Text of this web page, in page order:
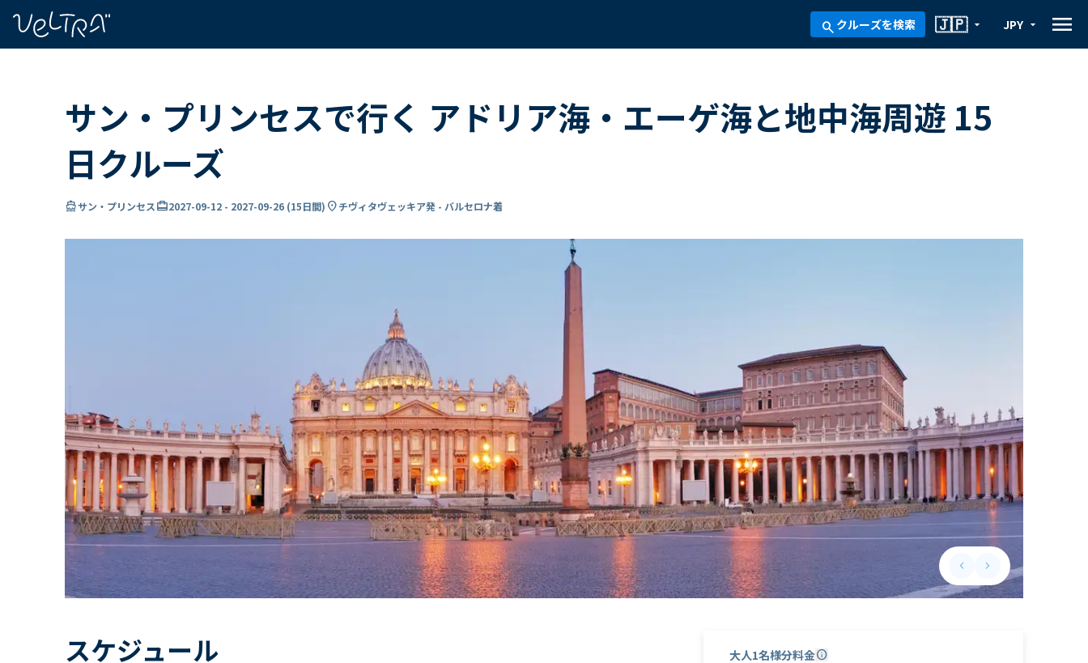
search クルーズを検索 arrow_drop_down
🇯🇵 arrow_drop_down
JPY menu
サン・プリンセスで行く アドリア海・エーゲ海と地中海周遊 15
日クルーズ
directions_boatサン・プリンセスcard_travel2027-09-12 - 2027-09-26 (15日間) location_onチヴィタヴェッキア発 - バルセロナ着
keyboard_arrow_leftPrevious slide
keyboard_arrow_rightNext slide
スケジュール 大人1名様分料金info